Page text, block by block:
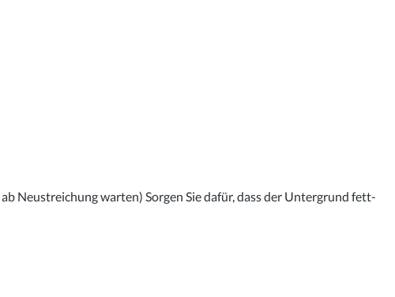
Neustreichung warten) Sorgen Sie dafür, dass der Untergrund fett-